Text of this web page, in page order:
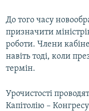
До того часу
призначити
роботи. Члени
навіть тоді, коли
термін.
Урочистості
Капітолію –